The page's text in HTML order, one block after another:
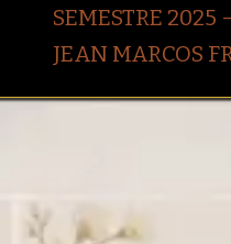
SEMESTRE 2025
JEAN MARCOS